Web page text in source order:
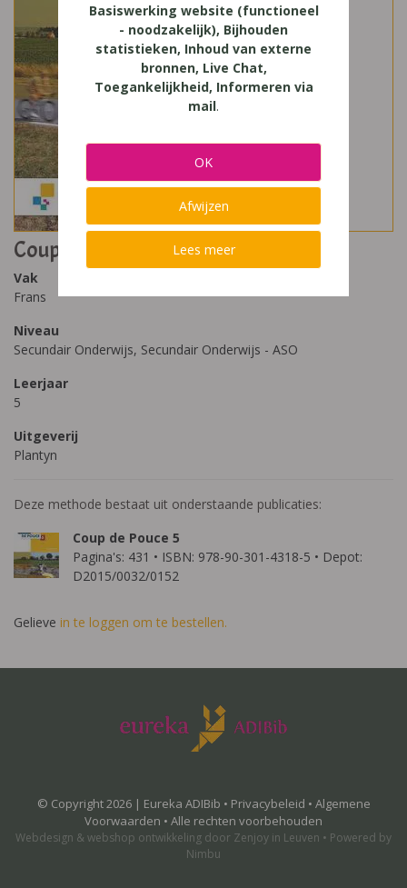
Coup de Pouce 5
Vak
Frans
Niveau
Secundair Onderwijs, Secundair Onderwijs - ASO
Leerjaar
5
Uitgeverij
Plantyn
Deze methode bestaat uit onderstaande publicaties:
Coup de Pouce 5
Pagina's: 431 • ISBN: 978-90-301-4318-5 • Depot:
D2015/0032/0152
Gelieve in te loggen om te bestellen.
© Copyright 2026 | Eureka ADIBib • Privacybeleid • Algemene
Voorwaarden • Alle rechten voorbehouden
Webdesign & webshop ontwikkeling door Zenjoy in Leuven • Powered by
Nimbu
Basiswerking website (functioneel
- noodzakelijk), Bijhouden
statistieken, Inhoud van externe
bronnen, Live Chat,
Toegankelijkheid, Informeren via
mail.
OK
Afwijzen
Lees meer